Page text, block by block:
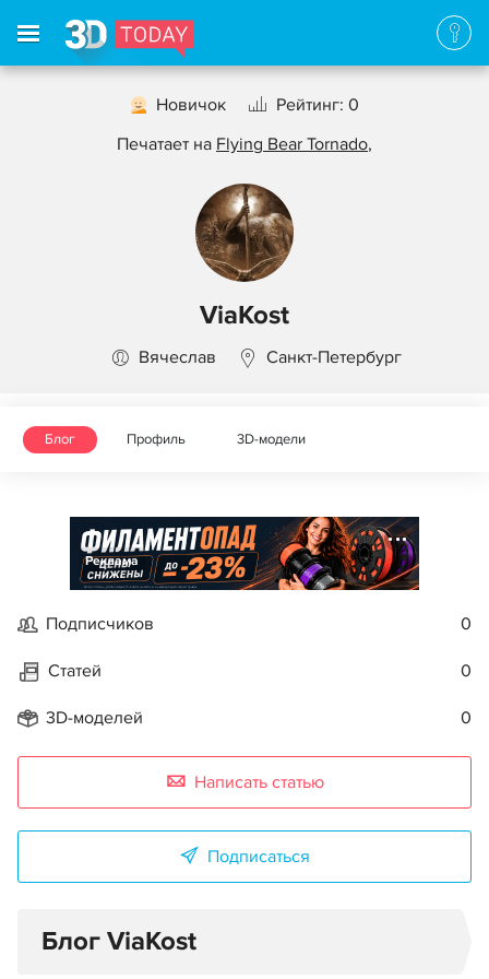
Новичок
Рейтинг: 0
Печатает на Flying Bear Tornado,
ViaKost
Вячеслав Санкт-Петербург
Блог Профиль 3D-модели
Реклама
Подписчиков 0
Статей 0
3D-моделей 0
Написать статью
Подписаться
Блог ViaKost